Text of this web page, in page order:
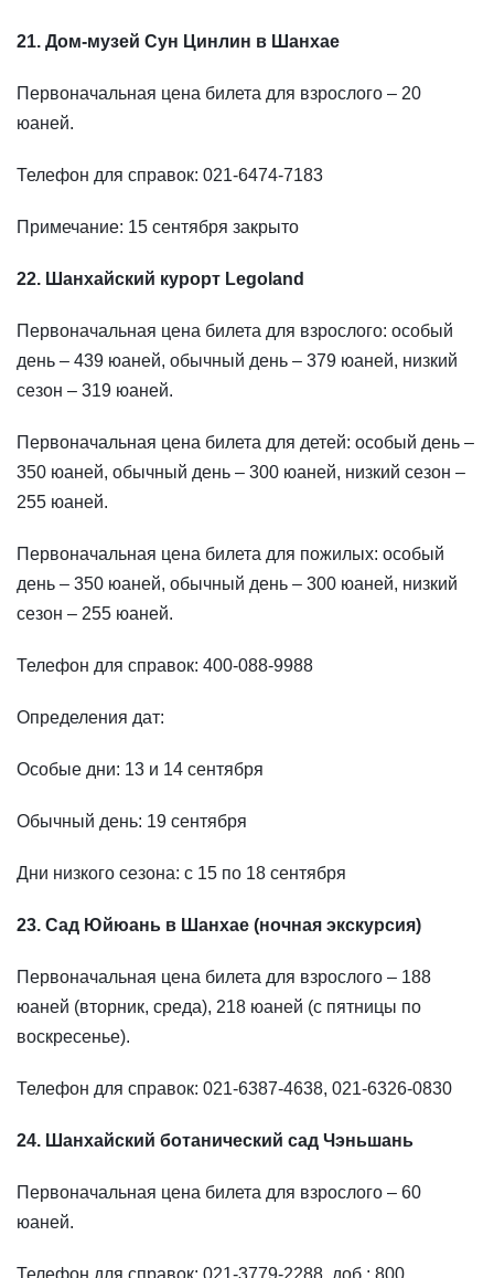
21. Дом-музей Сун Цинлин в Шанхае
Первоначальная цена билета для взрослого – 20
юаней.
Телефон для справок: 021-6474-7183
Примечание: 15 сентября закрыто
22. Шанхайский курорт Legoland
Первоначальная цена билета для взрослого: особый
день – 439 юаней, обычный день – 379 юаней, низкий
сезон – 319 юаней.
Первоначальная цена билета для детей: особый день –
350 юаней, обычный день – 300 юаней, низкий сезон –
255 юаней.
Первоначальная цена билета для пожилых: особый
день – 350 юаней, обычный день – 300 юаней, низкий
сезон – 255 юаней.
Телефон для справок: 400-088-9988
Определения дат:
Особые дни: 13 и 14 сентября
Обычный день: 19 сентября
Дни низкого сезона: с 15 по 18 сентября
23. Сад Юйюань в Шанхае (ночная экскурсия)
Первоначальная цена билета для взрослого – 188
юаней (вторник, среда), 218 юаней (с пятницы по
воскресенье).
Телефон для справок: 021-6387-4638, 021-6326-0830
24. Шанхайский ботанический сад Чэньшань
Первоначальная цена билета для взрослого – 60
юаней.
Телефон для справок: 021-3779-2288, доб.: 800